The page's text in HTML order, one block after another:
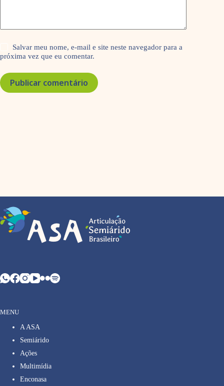
Salvar meu nome, e-mail e site neste navegador para a
próxima vez que eu comentar.
Publicar comentário
MENU
A ASA
Semiárido
Ações
Multimídia
Enconasa